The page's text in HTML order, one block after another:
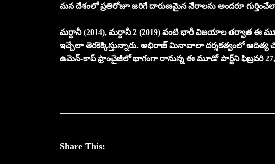
మన దేశంలో ప్రతిరోజూ జరిగే దారుణమైన నేరాలను అందరూ
మర్దానీ (2014), మర్దానీ 2 (2019) వంటి భారీ విజయాల తర్వాత ఈ మూడో
ఇచ్చేలా తెరకెక్కిస్తున్నారు. అభిరాజ్ మినావాలా దర్శకత్వంలో ఆదిత్య
ఉమెన్-కాప్ ఫ్రాంచైజీలో భాగంగా రానున్న ఈ మూడో పార్ట్‌ని ఫిబ్రవరి
Share This: